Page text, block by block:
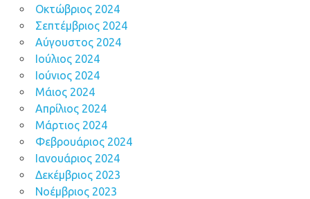
Οκτώβριος 2024
Σεπτέμβριος 2024
Αύγουστος 2024
Ιούλιος 2024
Ιούνιος 2024
Μάιος 2024
Απρίλιος 2024
Μάρτιος 2024
Φεβρουάριος 2024
Ιανουάριος 2024
Δεκέμβριος 2023
Νοέμβριος 2023